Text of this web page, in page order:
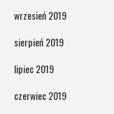
wrzesień 2019
sierpień 2019
lipiec 2019
czerwiec 2019